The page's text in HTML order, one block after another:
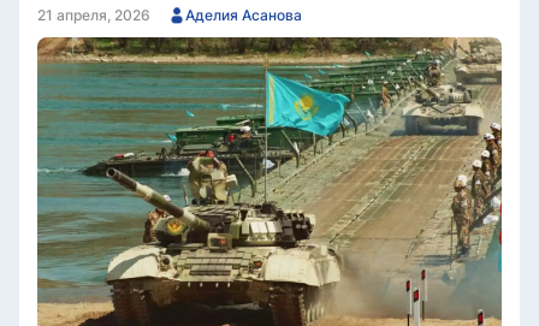
21 апреля, 2026 Аделия Асанова